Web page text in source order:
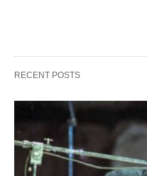
RECENT POSTS